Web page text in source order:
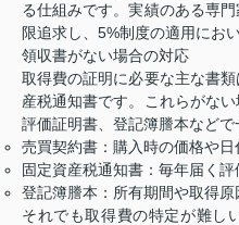
る仕組みです。実績のある専
限追求し、5%制度の適用にお
領収書がない場合の対応
取得費の証明に必要な主な書
産税通知書です。これらがな
評価証明書、登記簿謄本などで
売買契約書：購入時の価格や日
固定資産税通知書：毎年届く
登記簿謄本：所有期間や取得原
それでも取得費の特定が難し